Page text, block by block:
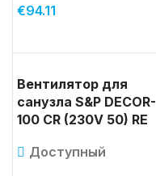
€94.11
Вентилятор для
санузла S&P DECOR-
100 CR (230V 50) RE
Доступный